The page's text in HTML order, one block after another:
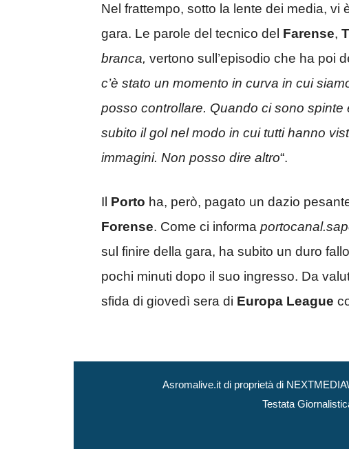
Nel frattempo, sotto la lente dei media, vi
gara. Le parole del tecnico del Farense,
branca, vertono sull’episodio che ha poi
c’è stato un momento in curva in cui
posso controllare. Quando ci sono
subito il gol nel modo in cui tutti hanno
immagini. Non posso dire altro“.
Il Porto ha, però, pagato un dazio
Forense. Come ci informa
sul finire della gara, ha subito un duro
pochi minuti dopo il suo ingresso. Da
sfida di giovedì sera di Europa League
Asromalive.it di proprietà di
Testata